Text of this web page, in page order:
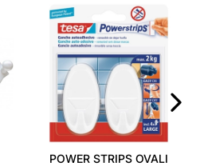
POWER STRIPS OVALI